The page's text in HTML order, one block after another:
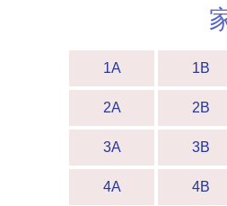
1A 1B
2A 2B
3A 3B
4A 4B